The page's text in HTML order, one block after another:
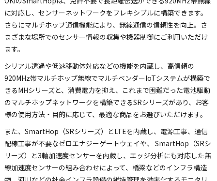
に対応し、センサーネットワークをフレキシブルに構築できます。
さらにマルチホップ通信機能により、無線通信の信頼性を向上。さ
まざまな場所でのセンサー情報の収集や機器制御にご利用いただけ
ます。
シリアル透過や低速移動体対応などの機能を内蔵し、高信頼の
920MHz帯マルチホップ無線でマルチベンダーIoTシステムが構築で
きるMHシリーズと、消費電力を抑え、これまで困難だった電池駆動
のマルチホップネットワークを構築できるSRシリーズがあり、お客
様の使用方法・目的に応じて、最適な商品をお選びいただけます。
また、SmartHop（SRシリーズ）とLTEを内蔵し、電源工事、通信
配線工事が不要なゼロエナジーゲートウェイや、 SmartHop（SRシ
リーズ）と3軸加速度センサーを内蔵し、エッジ分析にも対応した無
線加速度センサーの組み合わせによって、橋梁などのインフラ構造